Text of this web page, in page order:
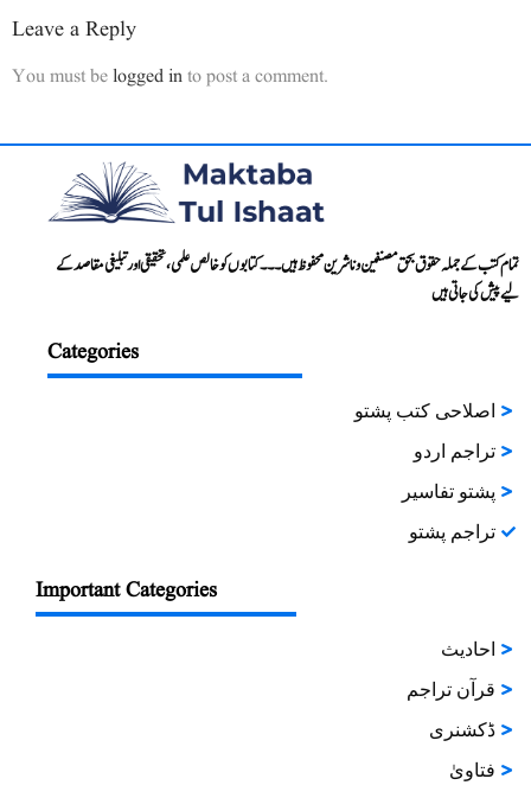
Leave a Reply
You must belogged into post a comment.
تمام کتب کے جملہ حقوق بحق مصنفین و ناشرین محفوظ ہیں۔۔۔ کتابوں کو خالص علمی، تحقیقی اور تبلیغی مقاصد کے
لیے پیش کی جاتی ہیں
Categories
اصلاحی کتب پشتو
تراجم اردو
پشتو تفاسیر
تراجم پشتو
Important Categories
احادیث
قرآن تراجم
ڈکشنری
فتاویٰ